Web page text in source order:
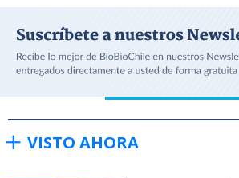
VISTO AHORA